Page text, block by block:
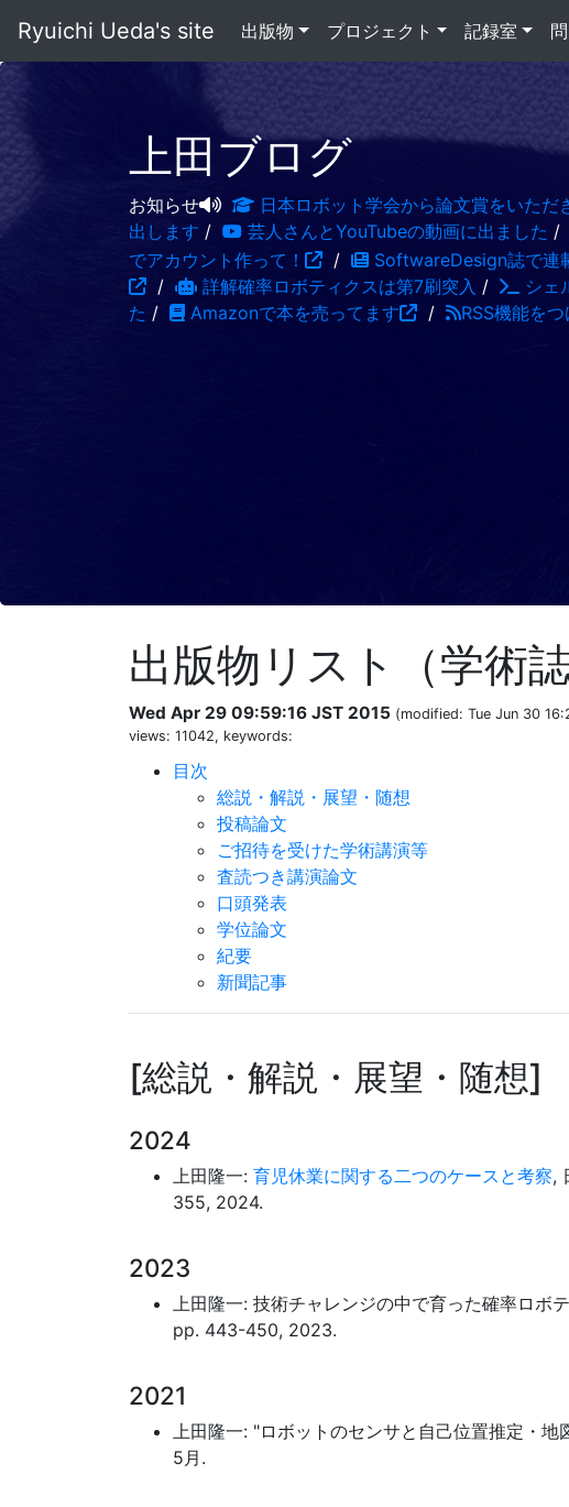
Ryuichi Ueda's site 出版物 プロジェクト 記録室
上田ブログ
お知らせ 日本ロボット学会から論文賞をいただ
出します / 芸人さんとYouTubeの動画に出ました /
でアカウント作って！
/ SoftwareDesign誌で連
/
詳解確率ロボティクスは第7刷突入 /
シェ
た / Amazonで本を売ってます / RSS機能を
出版物リスト（学術誌
Wed Apr 29 09:59:16 JST 2015 (modified: Tue Jun 30
views: 11042, keywords:
目次
総説・解説・展望・随想
投稿論文
ご招待を受けた学術講演等
査読つき講演論文
口頭発表
学位論文
紀要
新聞記事
総説・解説・展望・随想
2024
上田隆一: 育児休業に関する二つのケースと考察,
355, 2024.
2023
上田隆一: 技術チャレンジの中で育った確率ロボ
pp. 443-450, 2023.
2021
上田隆一: "ロボットのセンサと自己位置推定・
5月.